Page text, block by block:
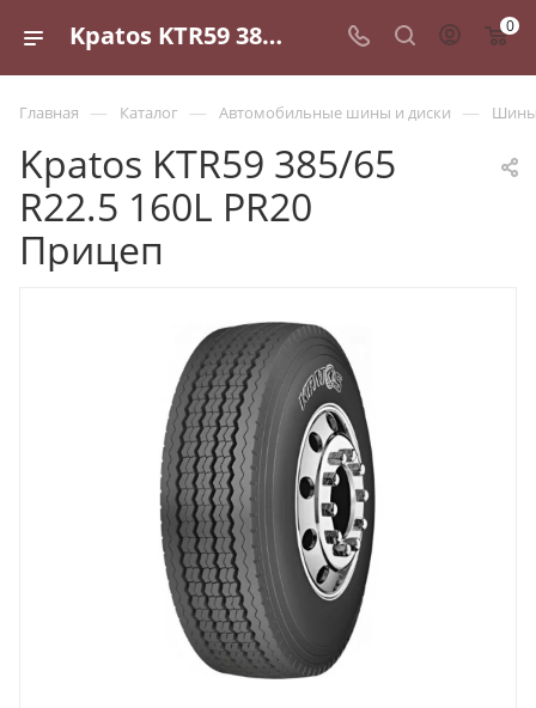
Kpatos KTR59 385/65 R22.5 160L PR20 Прицеп - купить в Санкт-Петербурге по выгодной цене 0
Главная — Каталог — Автомобильные шины и диски — Шины
Kpatos KTR59 385/65
R22.5 160L PR20
Прицеп